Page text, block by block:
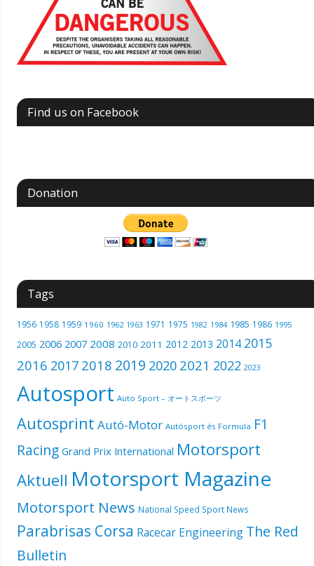
Find us on Facebook
Donation
Tags
1956 1958 1959 1960 1962 1963 1971 1975 1982 1984 1985 1986 1995
2005 2006 2007 2008 2010 2011 2012 2013 2014 2015
2016 2017 2018 2019 2020 2021 2022 2023
Autosport Auto Sport – オートスポーツ
Autosprint Autó-Motor Autósport és Formula F1
Racing Grand Prix International Motorsport
Aktuell Motorsport Magazine
Motorsport News National Speed Sport News
Parabrisas Corsa Racecar Engineering The Red
Bulletin